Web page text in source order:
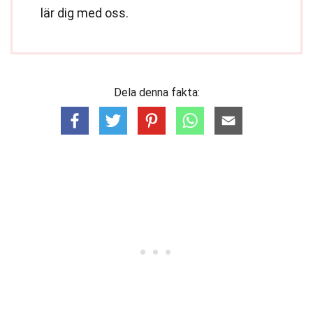
lär dig med oss.
Dela denna fakta: